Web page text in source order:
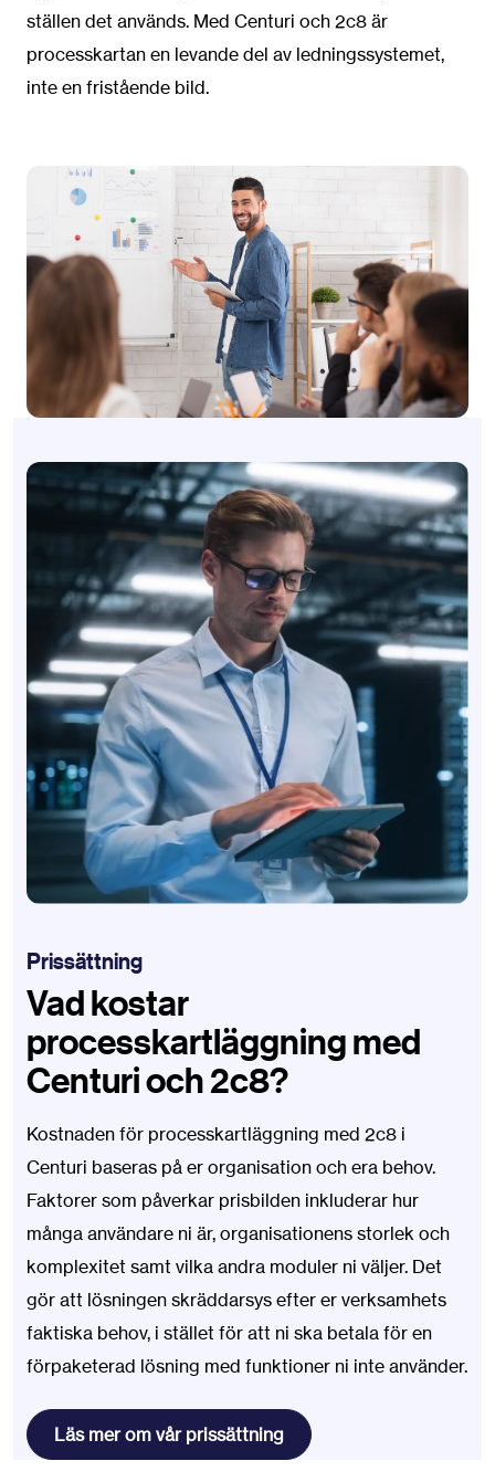
ställen det används. Med Centuri och 2c8 är
processkartan en levande del av ledningssystemet,
inte en fristående bild.
Prissättning
Vad kostar
processkartläggning med
Centuri och 2c8?
Kostnaden för processkartläggning med 2c8 i
Centuri baseras på er organisation och era behov.
Faktorer som påverkar prisbilden inkluderar hur
många användare ni är, organisationens storlek och
komplexitet samt vilka andra moduler ni väljer. Det
gör att lösningen skräddarsys efter er verksamhets
faktiska behov, i stället för att ni ska betala för en
förpaketerad lösning med funktioner ni inte använder.
Läs mer om vår prissättning